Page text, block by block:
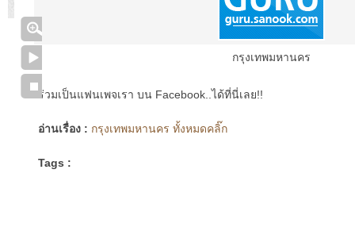
กรุงเทพมหานคร
ร่วมเป็นแฟนเพจเรา บน Facebook..ได้ที่นี่เลย!!
อ่านเรื่อง : กรุงเทพมหานคร ทั้งหมดคลิ๊ก
Tags :